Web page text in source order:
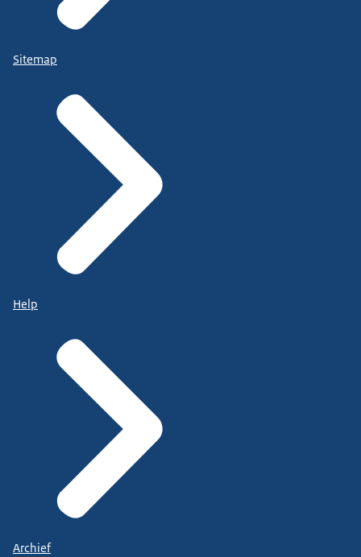
Sitemap
Help
Archief